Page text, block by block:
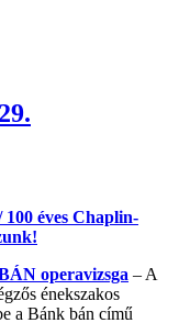
éves Chaplin-
operavizsga – A
énekszakos
a Bánk bán című